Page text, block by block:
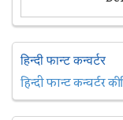
हिन्दी फान्ट कन्वर्टर
हिन्दी फान्ट कन्वर्टर